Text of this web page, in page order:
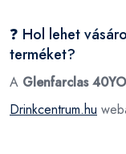
❓ Hol lehet
terméket?
A Glenfarclas
Drinkcentrum.hu